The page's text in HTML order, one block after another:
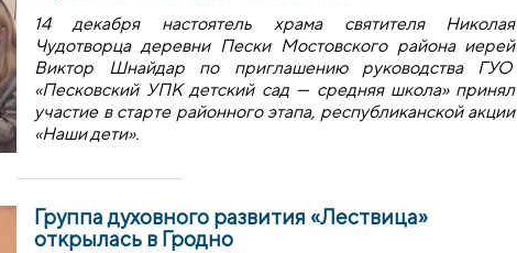
14 декабря настоятель храма святителя Николая
Чудотворца деревни Пески Мостовского района иерей
Виктор Шнайдар по приглашению руководства ГУО
«Песковский УПК детский сад — средняя школа» принял
участие в старте районного этапа, республиканской акции
«Наши дети».
Группа духовного развития «Лествица»
открылась в Гродно